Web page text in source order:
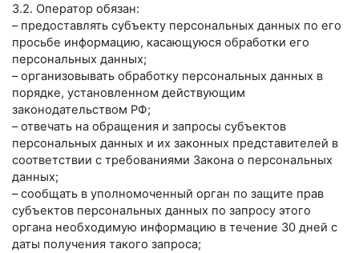
3.2. Оператор обязан:
– предоставлять субъекту персональных данных по его
просьбе информацию, касающуюся обработки его
персональных данных;
– организовывать обработку персональных данных в
порядке, установленном действующим
законодательством РФ;
– отвечать на обращения и запросы субъектов
персональных данных и их законных представителей в
соответствии с требованиями Закона о персональных
данных;
– сообщать в уполномоченный орган по защите прав
субъектов персональных данных по запросу этого
органа необходимую информацию в течение 30 дней с
даты получения такого запроса;